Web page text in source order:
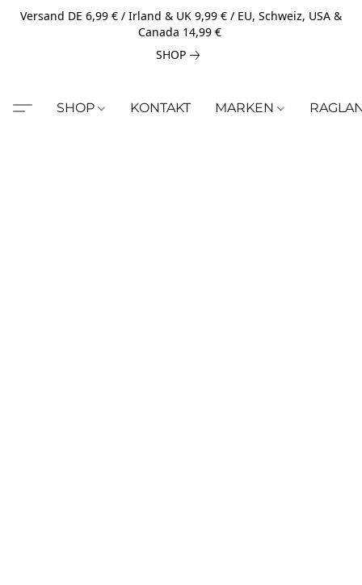
Versand DE 6,99 € / Irland & UK 9,99 € / EU, Schweiz, USA &
Canada 14,99 €
SHOP
SHOP KONTAKT MARKEN